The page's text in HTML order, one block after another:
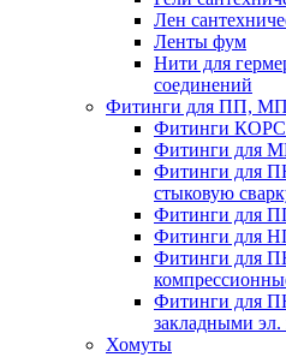
Лен
Ленты фум
Нити для
соединений
Фитинги для ПП,
Фитинги
Фитинги для
Фитинги для
стыковую
Фитинги для
Фитинги для
Фитинги для
Фитинги для
закладными эл.
Хомуты